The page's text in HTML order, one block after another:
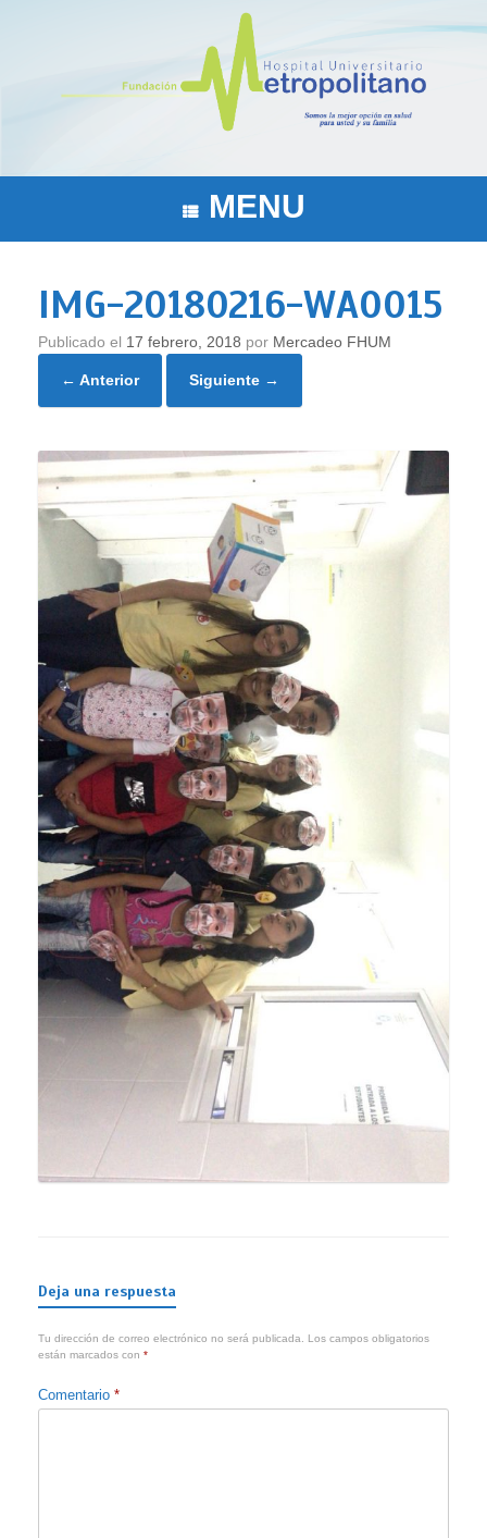
MENU
IMG-20180216-WA0015
Publicado el 17 febrero, 2018 por Mercadeo FHUM
← Anterior Siguiente →
Deja una respuesta
Tu dirección de correo electrónico no será publicada.
Los campos obligatorios
están marcados con *
Comentario *